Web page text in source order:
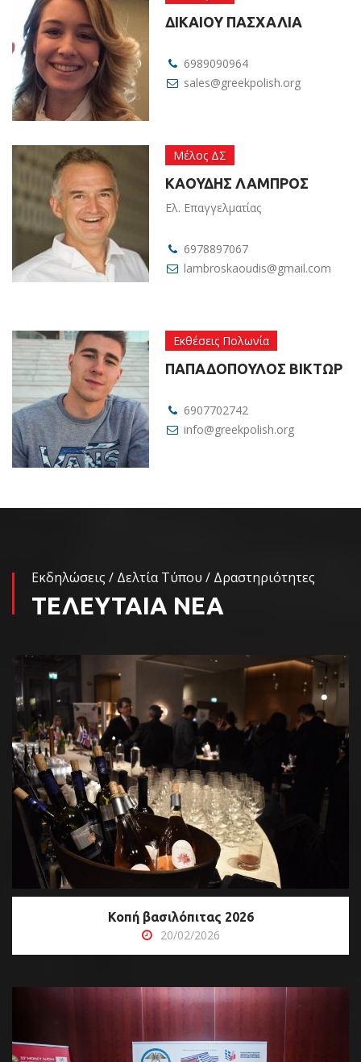
ΔΙΚΑΙΟΥ ΠΑΣΧΑΛΙΑ
6989090964
sales@greekpolish.org
Μέλος ΔΣ
ΚΑΟΥΔΗΣ ΛΑΜΠΡΟΣ
Ελ. Επαγγελματίας
6978897067
lambroskaoudis@gmail.com
Εκθέσεις Πολωνία
ΠΑΠΑΔΟΠΟΥΛΟΣ ΒΙΚΤΩΡ
6907702742
info@greekpolish.org
Εκδηλώσεις / Δελτία Τύπου / Δραστηριότητες
ΤΕΛΕΥΤΑΙΑ ΝΕΑ
Κοπή βασιλόπιτας 2026
20/02/2026